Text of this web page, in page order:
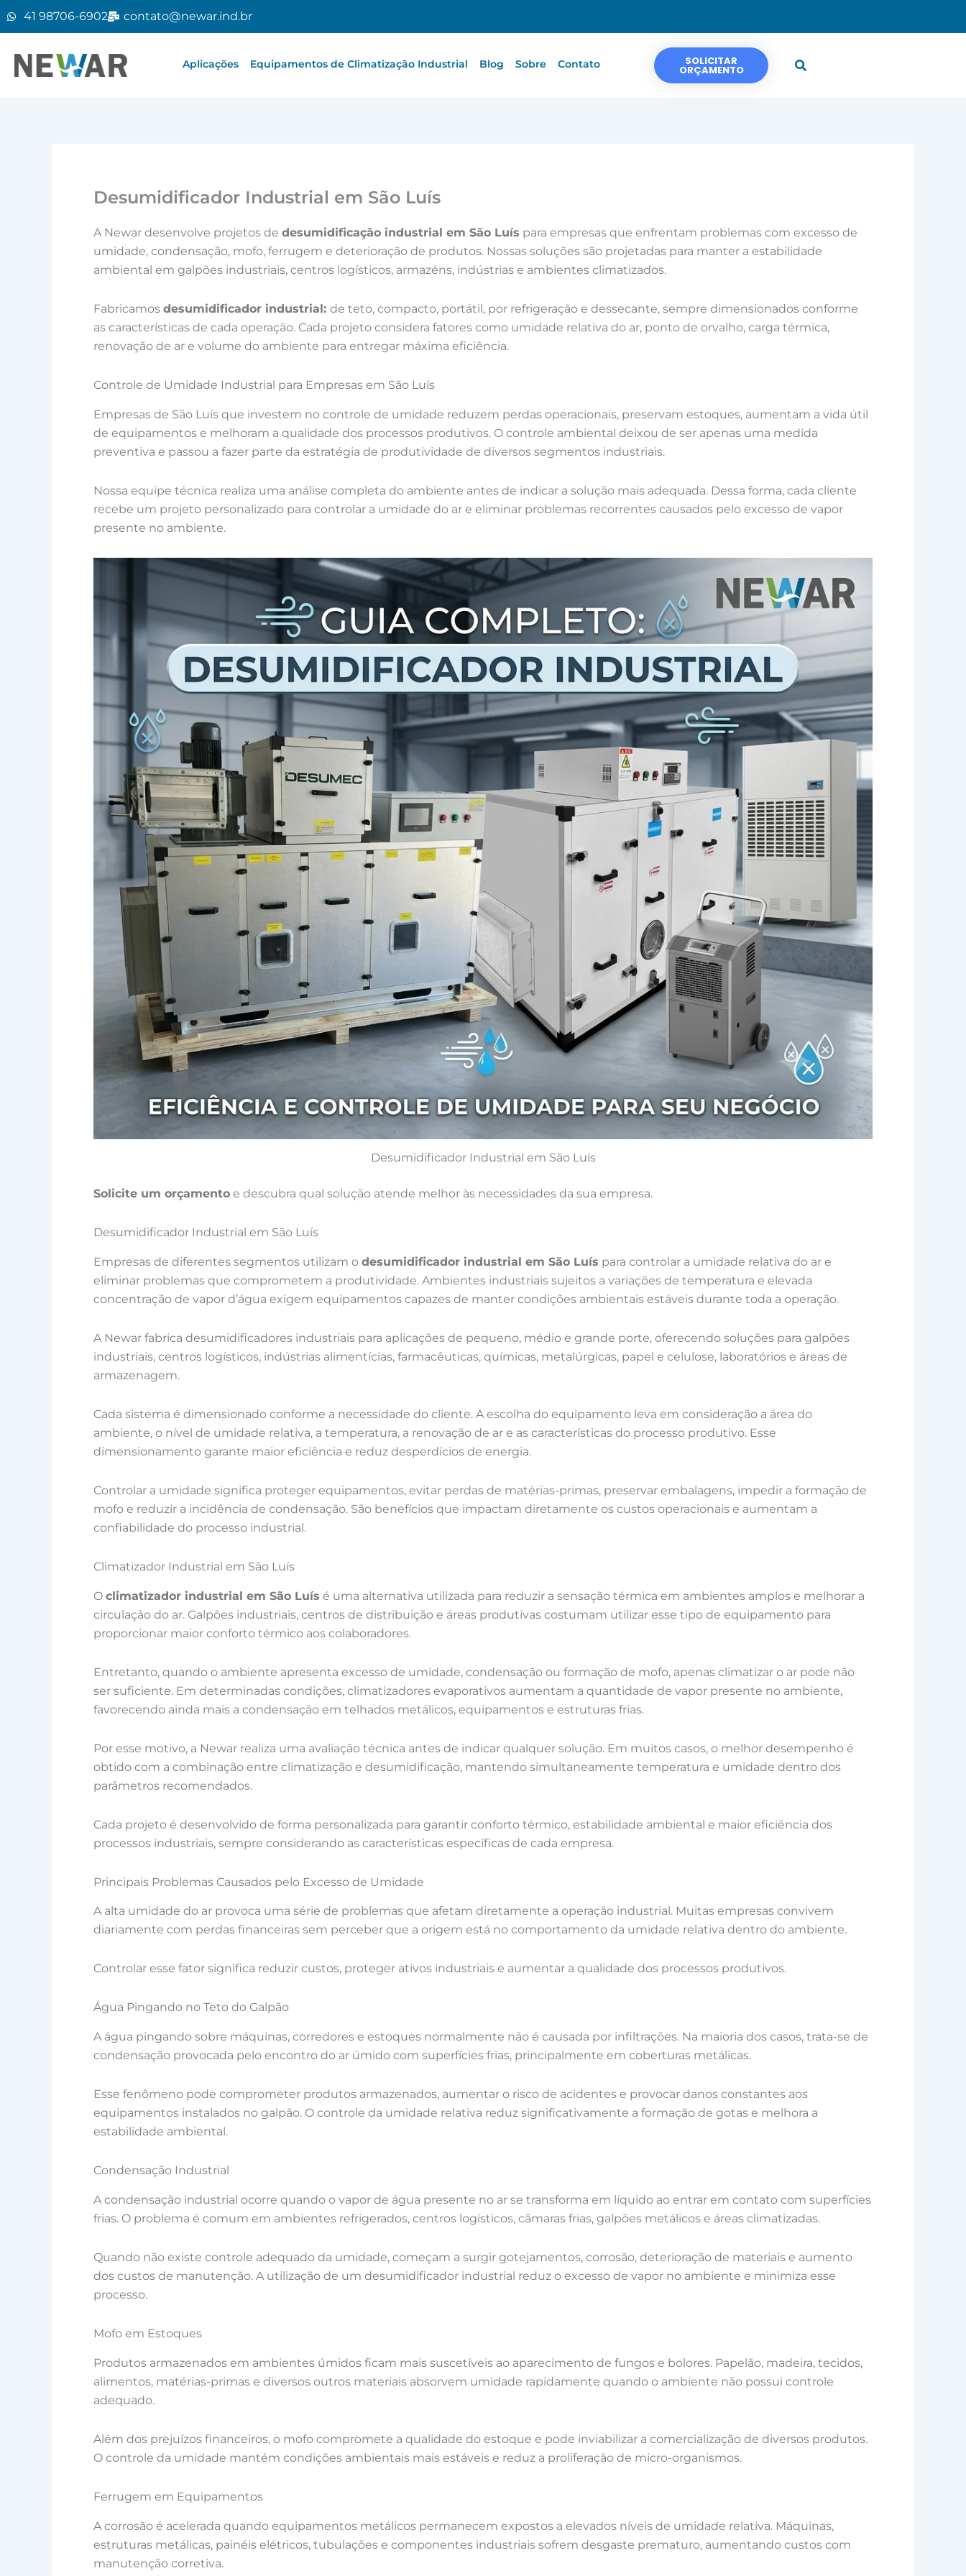
conteúdo
41 98706-6902 contato@newar.ind.br
Aplicações Equipamentos de Climatização Industrial Blog Sobre Contato SOLICITAR
ORÇAMENTO
Desumidificador Industrial em São Luís
A Newar desenvolve projetos de desumidificação industrial em São Luís para empresas que enfrentam problemas com excesso de
umidade, condensação, mofo, ferrugem e deterioração de produtos. Nossas soluções são projetadas para manter a estabilidade
ambiental em galpões industriais, centros logísticos, armazéns, indústrias e ambientes climatizados.
Fabricamos desumidificador industrial: de teto, compacto, portátil, por refrigeração e dessecante, sempre dimensionados conforme
as características de cada operação. Cada projeto considera fatores como umidade relativa do ar, ponto de orvalho, carga térmica,
renovação de ar e volume do ambiente para entregar máxima eficiência.
Controle de Umidade Industrial para Empresas em São Luís
Empresas de São Luís que investem no controle de umidade reduzem perdas operacionais, preservam estoques, aumentam a vida útil
de equipamentos e melhoram a qualidade dos processos produtivos. O controle ambiental deixou de ser apenas uma medida
preventiva e passou a fazer parte da estratégia de produtividade de diversos segmentos industriais.
Nossa equipe técnica realiza uma análise completa do ambiente antes de indicar a solução mais adequada. Dessa forma, cada cliente
recebe um projeto personalizado para controlar a umidade do ar e eliminar problemas recorrentes causados pelo excesso de vapor
presente no ambiente.
Desumidificador Industrial em São Luís
Solicite um orçamento e descubra qual solução atende melhor às necessidades da sua empresa.
Desumidificador Industrial em São Luís
Empresas de diferentes segmentos utilizam o desumidificador industrial em São Luís para controlar a umidade relativa do ar e
eliminar problemas que comprometem a produtividade. Ambientes industriais sujeitos a variações de temperatura e elevada
concentração de vapor d’água exigem equipamentos capazes de manter condições ambientais estáveis durante toda a operação.
A Newar fabrica desumidificadores industriais para aplicações de pequeno, médio e grande porte, oferecendo soluções para galpões
industriais, centros logísticos, indústrias alimentícias, farmacêuticas, químicas, metalúrgicas, papel e celulose, laboratórios e áreas de
armazenagem.
Cada sistema é dimensionado conforme a necessidade do cliente. A escolha do equipamento leva em consideração a área do
ambiente, o nível de umidade relativa, a temperatura, a renovação de ar e as características do processo produtivo. Esse
dimensionamento garante maior eficiência e reduz desperdícios de energia.
Controlar a umidade significa proteger equipamentos, evitar perdas de matérias-primas, preservar embalagens, impedir a formação de
mofo e reduzir a incidência de condensação. São benefícios que impactam diretamente os custos operacionais e aumentam a
confiabilidade do processo industrial.
Climatizador Industrial em São Luís
O climatizador industrial em São Luís é uma alternativa utilizada para reduzir a sensação térmica em ambientes amplos e melhorar a
circulação do ar. Galpões industriais, centros de distribuição e áreas produtivas costumam utilizar esse tipo de equipamento para
proporcionar maior conforto térmico aos colaboradores.
Entretanto, quando o ambiente apresenta excesso de umidade, condensação ou formação de mofo, apenas climatizar o ar pode não
ser suficiente. Em determinadas condições, climatizadores evaporativos aumentam a quantidade de vapor presente no ambiente,
favorecendo ainda mais a condensação em telhados metálicos, equipamentos e estruturas frias.
Por esse motivo, a Newar realiza uma avaliação técnica antes de indicar qualquer solução. Em muitos casos, o melhor desempenho é
obtido com a combinação entre climatização e desumidificação, mantendo simultaneamente temperatura e umidade dentro dos
parâmetros recomendados.
Cada projeto é desenvolvido de forma personalizada para garantir conforto térmico, estabilidade ambiental e maior eficiência dos
processos industriais, sempre considerando as características específicas de cada empresa.
Principais Problemas Causados pelo Excesso de Umidade
A alta umidade do ar provoca uma série de problemas que afetam diretamente a operação industrial. Muitas empresas convivem
diariamente com perdas financeiras sem perceber que a origem está no comportamento da umidade relativa dentro do ambiente.
Controlar esse fator significa reduzir custos, proteger ativos industriais e aumentar a qualidade dos processos produtivos.
Água Pingando no Teto do Galpão
A água pingando sobre máquinas, corredores e estoques normalmente não é causada por infiltrações. Na maioria dos casos, trata-se de
condensação provocada pelo encontro do ar úmido com superfícies frias, principalmente em coberturas metálicas.
Esse fenômeno pode comprometer produtos armazenados, aumentar o risco de acidentes e provocar danos constantes aos
equipamentos instalados no galpão. O controle da umidade relativa reduz significativamente a formação de gotas e melhora a
estabilidade ambiental.
Condensação Industrial
A condensação industrial ocorre quando o vapor de água presente no ar se transforma em líquido ao entrar em contato com superfícies
frias. O problema é comum em ambientes refrigerados, centros logísticos, câmaras frias, galpões metálicos e áreas climatizadas.
Quando não existe controle adequado da umidade, começam a surgir gotejamentos, corrosão, deterioração de materiais e aumento
dos custos de manutenção. A utilização de um desumidificador industrial reduz o excesso de vapor no ambiente e minimiza esse
processo.
Mofo em Estoques
Produtos armazenados em ambientes úmidos ficam mais suscetíveis ao aparecimento de fungos e bolores. Papelão, madeira, tecidos,
alimentos, matérias-primas e diversos outros materiais absorvem umidade rapidamente quando o ambiente não possui controle
adequado.
Além dos prejuízos financeiros, o mofo compromete a qualidade do estoque e pode inviabilizar a comercialização de diversos produtos.
O controle da umidade mantém condições ambientais mais estáveis e reduz a proliferação de micro-organismos.
Ferrugem em Equipamentos
A corrosão é acelerada quando equipamentos metálicos permanecem expostos a elevados níveis de umidade relativa. Máquinas,
estruturas metálicas, painéis elétricos, tubulações e componentes industriais sofrem desgaste prematuro, aumentando custos com
manutenção corretiva.